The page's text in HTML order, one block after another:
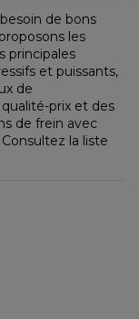
de bons
les
principales
et puissants,
de
prix et des
de frein avec
la liste